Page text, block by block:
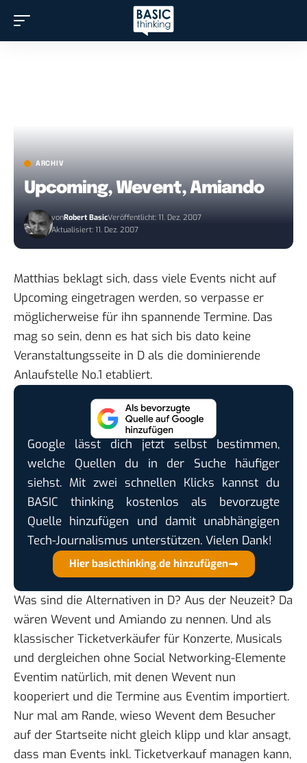
ARCHIV
Upcoming, Wevent, Amiando
vonRobert BasicVeröffentlicht: 11. Dez. 2007
Aktualisiert: 11. Dez. 2007
Matthias beklagt sich, dass viele Events nicht auf
Upcoming eingetragen werden, so verpasse er
möglicherweise für ihn spannende Termine. Das
mag so sein, denn es hat sich bis dato keine
Veranstaltungsseite in D als die dominierende
Anlaufstelle No.1 etabliert.
Google lässt dich jetzt selbst bestimmen,
welche Quellen du in der Suche häufiger
siehst. Mit zwei schnellen Klicks kannst du
BASIC thinking kostenlos als bevorzugte
Quelle hinzufügen und damit unabhängigen
Tech-Journalismus unterstützen. Vielen Dank!
Hier basicthinking.de hinzufügen
Was sind die Alternativen in D? Aus der Neuzeit? Da
wären Wevent und Amiando zu nennen. Und als
klassischer Ticketverkäufer für Konzerte, Musicals
und dergleichen ohne Social Networking-Elemente
Eventim natürlich, mit denen Wevent nun
kooperiert und die Termine aus Eventim importiert.
Nur mal am Rande, wieso Wevent dem Besucher
auf der Startseite nicht gleich klipp und klar ansagt,
dass man Events inkl. Ticketverkauf managen kann,